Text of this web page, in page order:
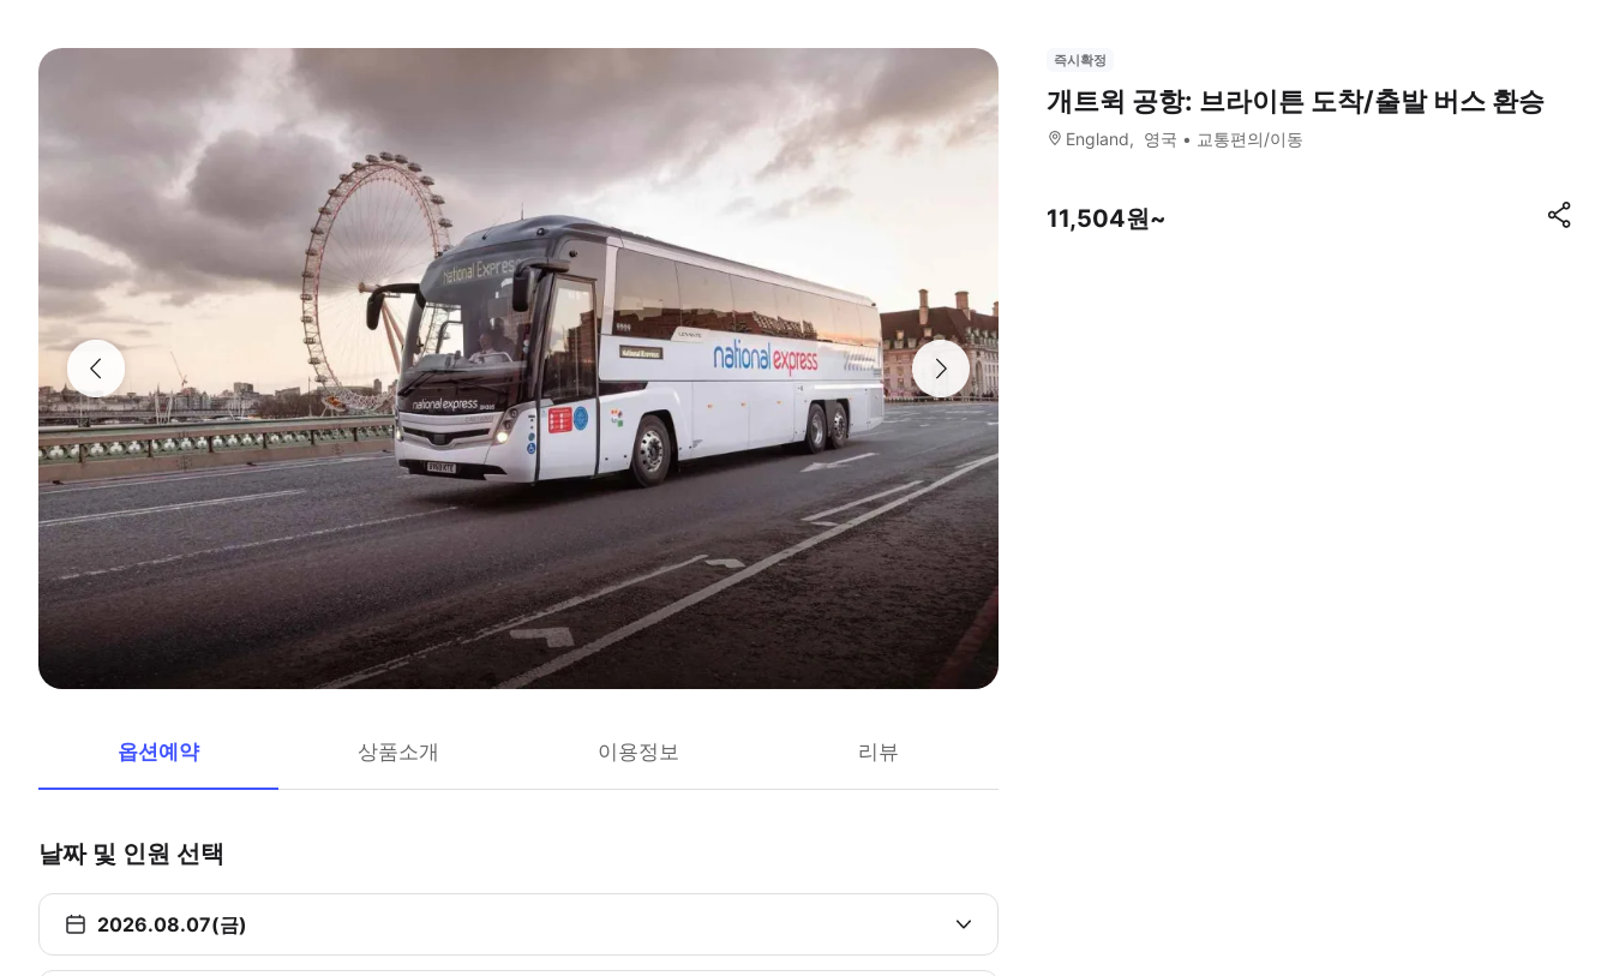
옵션예약 상품소개 이용정보 리뷰
날짜 및 인원 선택
2026.08.07(금)
즉시확정
개트윅 공항: 브라이튼 도착/출발 버스 환승
England 영국 교통편의/이동
11,504원~